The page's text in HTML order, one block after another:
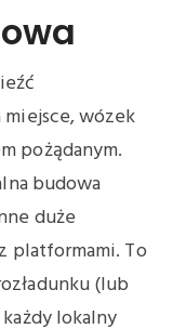
wózek
pożądanym.
budowa
duże
platformami. To
(lub
lokalny